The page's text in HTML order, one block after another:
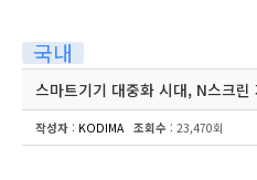
국내
스마트기기 대중화 시대, N스크린
작성자 : KODIMA 조회수 : 23,470회